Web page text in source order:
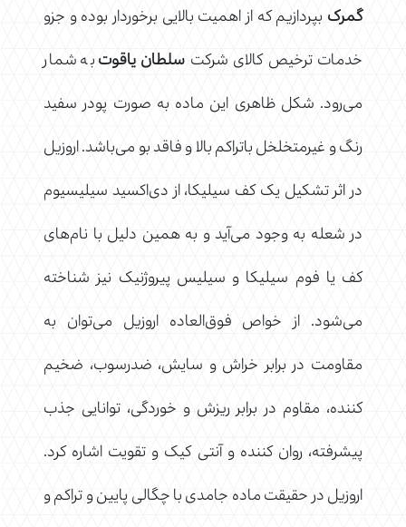
گمرک بپردازیم که از اهمیت بالایی برخوردار بوده و جزو
خدمات ترخیص کالای شرکت سلطان یاقوتبه شمار
می‌رود. شکل ظاهری این ماده به صورت پودر سفید
رنگ و غیرمتخلخل باتراکم بالا و فاقد بو می‌باشد. اروزیل
در اثر تشکیل یک کف سیلیکا، از دی‌اکسید سیلیسیوم
در شعله به وجود می‌آید و به همین دلیل با نام‌های
کف یا فوم سیلیکا و سیلیس پیروژنیک نیز شناخته
می‌شود. از خواص فوق‌العاده اروزیل می‌توان به
مقاومت در برابر خراش و سایش، ضدرسوب، ضخیم
کننده، مقاوم در برابر ریزش و خوردگی، توانایی جذب
پیشرفته، روان کننده و آنتی کیک و تقویت اشاره کرد.
اروزیل در حقیقت ماده جامدی با چگالی پایین و تراکم و